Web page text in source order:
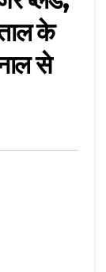
के
से